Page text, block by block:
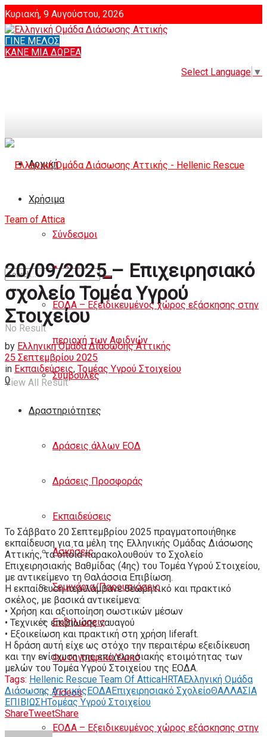
Κυριακή, 9 Αυγούστου, 2026
Login
Select Language ▼
ΓΙΝΕ ΜΕΛΟΣ
ΚΑΝΕ ΜΙΑ ΔΩΡΕΑ
Αρχική
Χρήσιμα
Σύνδεσμοι
Άρθρα
ΕΟΔΑ – Εξειδικευμένος χώρος εξάσκησης στην
περιοχή των Αφιδνών
Συμβουλές
Δραστηριότητες
Δράσεις άλλων ΕΟΔ
Δράσεις Προσφοράς
Εκπαιδεύσεις
Ασκήσεις
Σεμινάρια/Παρουσιάσεις
Εκδηλώσεις
Φωτογραφικό Υλικό
Videos
ΕΟΔΑ – Εξειδικευμένος χώρος εξάσκησης στην
No Result
View All Result
20/09/2025 – Επιχειρησιακό
σχολείο Τομέα Υγρού
Στοιχείου
by Ελληνική Ομάδα Διάσωσης Αττικής
25 Σεπτεμβρίου 2025
in Εκπαιδεύσεις, Τομέας Υγρού Στοιχείου
0
Το Σάββατο 20 Σεπτεμβρίου 2025 πραγματοποιήθηκε
εκπαίδευση για τα μέλη της Ελληνικής Ομάδας Διάσωσης
Αττικής, τα οποία παρακολουθούν το Σχολείο
Επιχειρησιακής Βαθμίδας (4ης) του Τομέα Υγρού Στοιχείου,
με αντικείμενο τη Θαλάσσια Επιβίωση.
Η εκπαίδευση περιλάμβανε θεωρητικό και πρακτικό
σκέλος, με βασικά αντικείμενα:
• Χρήση και αξιοποίηση σωστικών μέσων
• Τεχνικές επιβίωσης ναυαγού
• Εξοικείωση και πρακτική στη χρήση liferaft.
Η δράση αυτή είχε ως στόχο την περαιτέρω εξειδίκευση
και την ενίσχυση της επιχειρησιακής ετοιμότητας των
μελών του Τομέα Υγρού Στοιχείου της ΕΟΔΑ.
Tags: Hellenic Rescue Team Of AtticaHRTAΕλληνική Ομάδα
Διάσωσης ΑττικήςΕΟΔΑΕπιχειρησιακό ΣχολείοΘΑΛΛΑΣΙΑ
ΕΠΙΒΙΩΣΗΤομέας Υγρού Στοιχείου
ShareTweetShare